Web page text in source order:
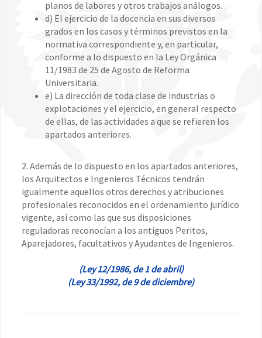
planos de labores y otros trabajos análogos.
d) El ejercicio de la docencia en sus diversos
grados en los casos y términos previstos en la
normativa correspondiente y, en particular,
conforme a lo dispuesto en la Ley Orgánica
11/1983 de 25 de Agosto de Reforma
Universitaria.
e) La dirección de toda clase de industrias o
explotaciones y el ejercicio, en general respecto
de ellas, de las actividades a que se refieren los
apartados anteriores.
2. Además de lo dispuesto en los apartados anteriores,
los Arquitectos e Ingenieros Técnicos tendrán
igualmente aquellos otros derechos y atribuciones
profesionales reconocidos en el ordenamiento jurídico
vigente, así como las que sus disposiciones
reguladoras reconocían a los antiguos Peritos,
Aparejadores, facultativos y Ayudantes de Ingenieros.
(Ley 12/1986, de 1 de abril)
(Ley 33/1992, de 9 de diciembre)